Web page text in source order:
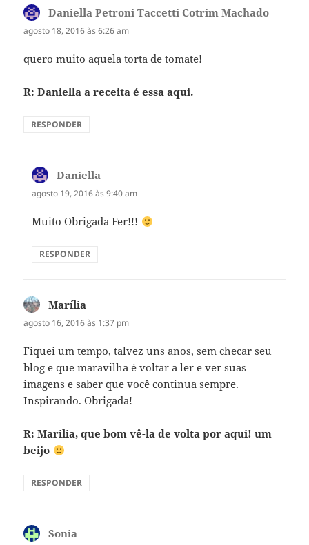
Daniella Petroni Taccetti Cotrim Machado
agosto 18, 2016 às 6:26 am
quero muito aquela torta de tomate!
R: Daniella a receita éessa aqui.
RESPONDER
Daniella
agosto 19, 2016 às 9:40 am
Muito Obrigada Fer!!!
RESPONDER
Marília
agosto 16, 2016 às 1:37 pm
Fiquei um tempo, talvez uns anos, sem checar seu
blog e que maravilha é voltar a ler e ver suas
imagens e saber que você continua sempre.
Inspirando. Obrigada!
R: Marilia, que bom vê-la de volta por aqui! um
beijo
RESPONDER
Sonia